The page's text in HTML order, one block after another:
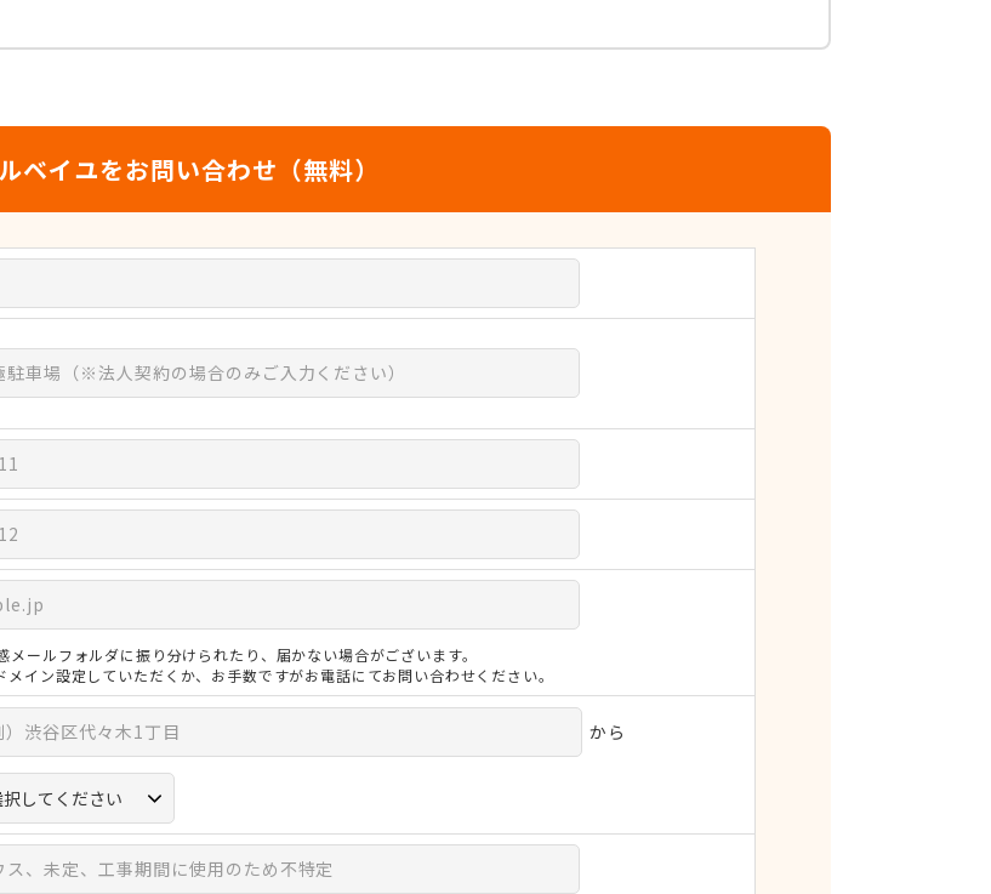
ベイユをお問い合わせ（無料）
メールフォルダに振り分けられたり、届かない場合がございます。
イン設定していただくか、お手数ですがお電話にてお問い合わせください。
から